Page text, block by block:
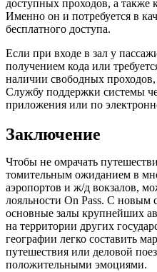
доступных проходов, а также
Именно он и потребуется в
бесплатного доступа.
Если при входе в зал у
получением кода или
наличии свободных проходов,
Службу поддержки системы
приложения или по
Заключение
Чтобы не омрачать
томительным ожиданием в
аэропортов и ж/д вокзалов,
лояльности On Pass. С новым
основные залы крупнейших
на территории других
географии легко составить
путешествия или деловой
положительными эмоциями.